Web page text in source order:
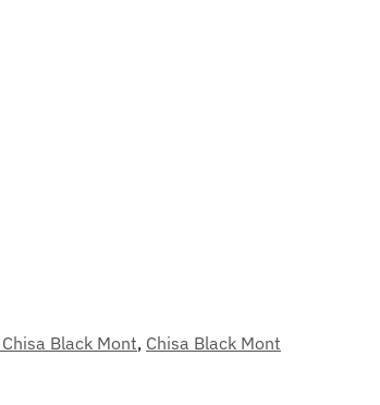
Black Mont, Chisa Black Mont